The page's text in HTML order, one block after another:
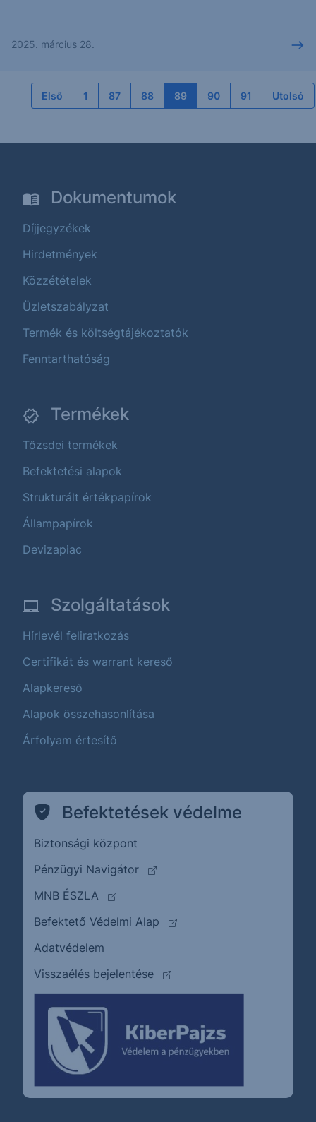
2025. március 28.
Első 1 87 88 89 90 91 Utolsó
Dokumentumok
Díjjegyzékek
Hirdetmények
Közzétételek
Üzletszabályzat
Termék és költségtájékoztatók
Fenntarthatóság
Termékek
Tőzsdei termékek
Befektetési alapok
Strukturált értékpapírok
Állampapírok
Devizapiac
Szolgáltatások
Hírlevél feliratkozás
Certifikát és warrant kereső
Alapkereső
Alapok összehasonlítása
Árfolyam értesítő
Befektetések védelme
Biztonsági központ
Pénzügyi Navigátor
(külső oldalra ugrik)
MNB ÉSZLA
(külső oldalra ugrik)
Befektető Védelmi Alap
(külső oldalra ugrik)
Adatvédelem
Visszaélés bejelentése
(külső oldalra ugrik)